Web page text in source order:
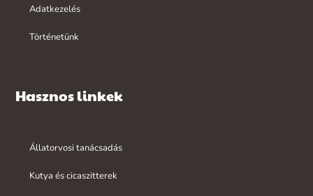
Adatkezelés
Történetünk
Hasznos linkek
Állatorvosi tanácsadás
Kutya és cicaszitterek